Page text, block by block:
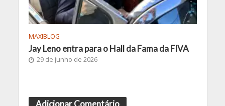
MAXIBLOG
Jay Leno entra para o Hall da Fama da FIVA
29 de junho de 2026
Adicionar Comentário